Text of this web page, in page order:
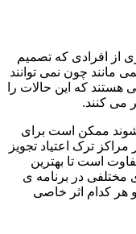
از افرادی که تصمیم
مانند چون نمی توانند
هستند که این حالات را
می کنند.
شوند ممکن است برای
ترک اعتیاد تجویز
است تا بهترین
مختلفی در برنامه ی
هر کدام اثر خاصی